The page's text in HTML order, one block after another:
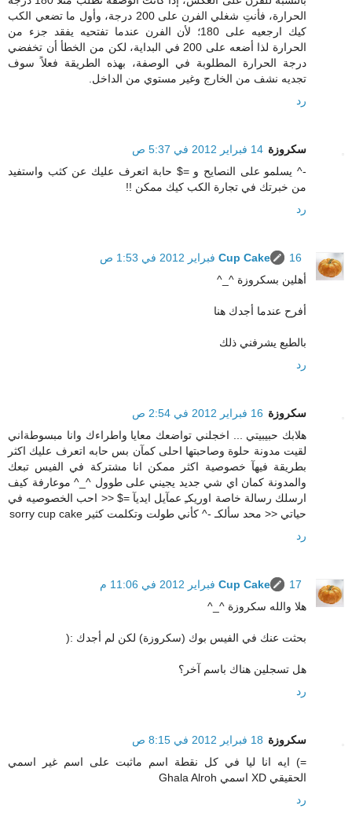
الحرارة، فأنتِ شغلي الفرن على 200 درجة، وأول ما تضعي الكب
كيك ارجعيه على 180؛ لأن الفرن عندما تفتحيه يفقد جزء من
الحرارة لذا أضعه على 200 في البداية، لكن من الخطأ أن تخفضي
درجة الحرارة المطلوبة في الوصفة، بهذه الطريقة فعلاً سوف
تجديه نشف من الخارج وغير مستوي من الداخل.
رد
سكروزة 14 فبراير 2012 في 5:37 ص
-^ يسلمو على النصايح و =$ حابة اتعرف عليك عن كثب واستفيد
من خبرتك في تجارة الكب كيك ممكن !!
رد
Cup Cake
16 فبراير 2012 في 1:53 ص
أهلين بسكروزة ^_^
أفرح عندما أجدك هنا
بالطبع يشرفني ذلك
رد
سكروزة 16 فبراير 2012 في 2:54 ص
هلابك حبيبيتي ... اخجلني تواضعك معايا واطراءك وانا مبسوطةاني
لقيت مدونة حلوة وصاحبتها احلى كمآن بس حابه اتعرف عليك اكثر
بطريقة فيهآ خصوصية اكثر ممكن انا مشتركة في الفيس تبعك
والمدونة كمان اي شي جديد يجيني على طوول ^_^ موعارفة كيف
ارسلك رسالة خاصة اوريكـِ عمآيل ايديآ =$ << احب الخصوصيه في
حياتي << محد سألكـ -^ كأني طولت وتكلمت كثير sorry cup cake
رد
Cup Cake
17 فبراير 2012 في 11:06 م
هلا والله سكروزة ^_^
بحثت عنك في الفيس بوك (سكروزة) لكن لم أجدك :(
هل تسجلين هناك باسم آخر؟
رد
سكروزة 18 فبراير 2012 في 8:15 ص
=) ايه انا ليا في كل نقطة اسم ماثبت على اسم غير اسمي
الحقيقي XD اسمي Ghala Alroh
رد